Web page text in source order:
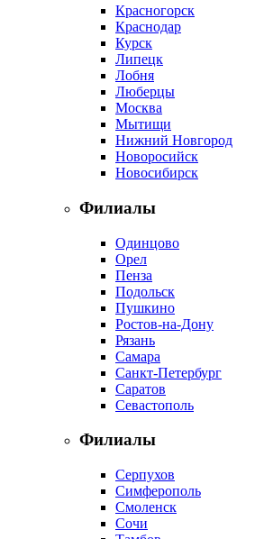
Красногорск
Краснодар
Курск
Липецк
Лобня
Люберцы
Москва
Мытищи
Нижний Новгород
Новоросийск
Новосибирск
Филиалы
Одинцово
Орел
Пенза
Подольск
Пушкино
Ростов-на-Дону
Рязань
Самара
Санкт-Петербург
Саратов
Севастополь
Филиалы
Серпухов
Симферополь
Смоленск
Сочи